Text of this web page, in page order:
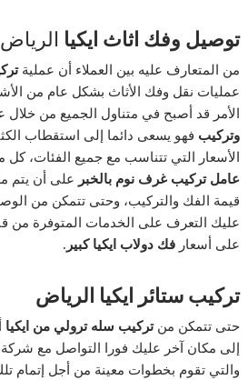
توصيل وفك اثاث ايكيا الرياض
من المتعارف عليه بين العملاء أن عملية
عمليات نقل وفك الأثاث بشكل عام من
الأمر قد أصبح في متناول الجميع من
وتركيب فهو يسعى دائما إلى استقطاب
الأسعار التي تتناسب مع جميع الفئات، كل
عامل تركيب غرف نوم بالخبر على أن يتم
قيمة الفك والتركيب، وحتى تتمكن من
عليك التعرف على الخدمات المتوفرة من
على أسعارفك دولاب ايكيا كبير .
تركيب ستائر ايكيا الرياض
حتى تتمكن منتركيب سله ترولي من ايكيا
إلى مكان آخر عليك فورا التواصل مع
والتي تقوم بخطوات معينة من أجل إتمام